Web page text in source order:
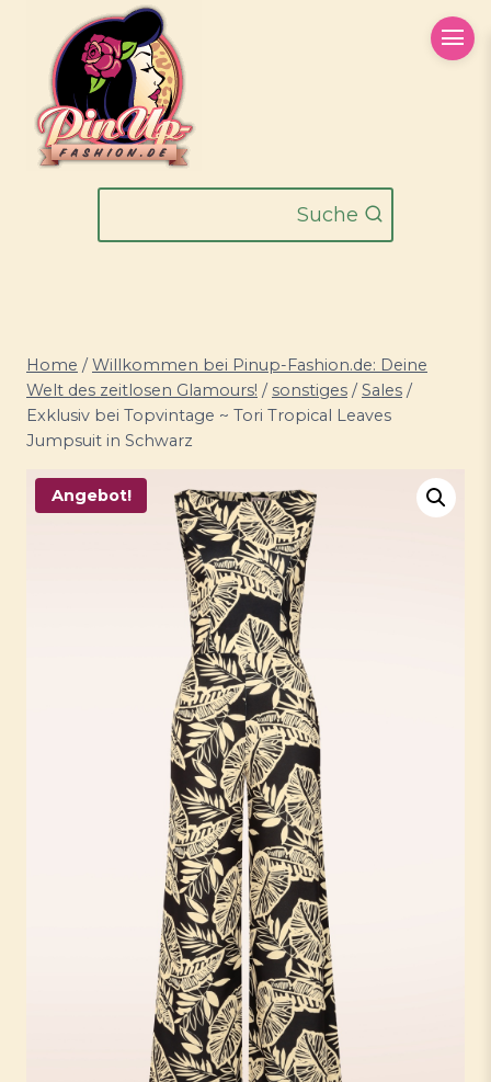
springen
Suche
Home / Willkommen bei Pinup-Fashion.de: Deine
Welt des zeitlosen Glamours! / sonstiges / Sales /
Exklusiv bei Topvintage ~ Tori Tropical Leaves
Jumpsuit in Schwarz
Angebot!